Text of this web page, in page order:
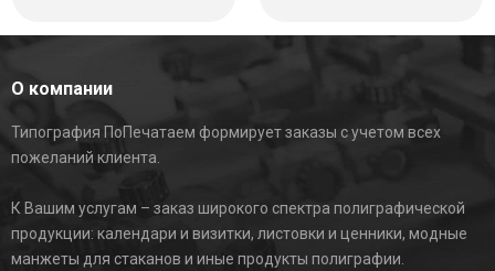
О компании
Типография ПоПечатаем формирует заказы с учетом всех
пожеланий клиента.
К Вашим услугам – заказ широкого спектра полиграфической
продукции: календари и визитки, листовки и ценники, модные
манжеты для стаканов и иные продукты полиграфии.